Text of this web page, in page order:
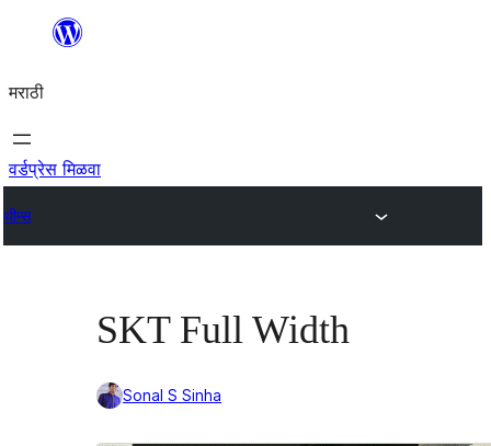
सामुग्रीवर
मराठी
वर्डप्रेस मिळवा
थीम्स
SKT Full Width
Sonal S Sinha